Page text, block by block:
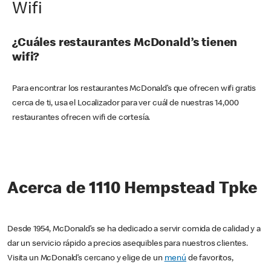
Wifi
¿Cuáles restaurantes McDonald’s tienen
wifi?
Para encontrar los restaurantes McDonald’s que ofrecen wifi gratis
cerca de ti, usa el Localizador para ver cuál de nuestras 14,000
restaurantes ofrecen wifi de cortesía.
Acerca de 1110 Hempstead Tpke
Desde 1954, McDonald’s se ha dedicado a servir comida de calidad y a
dar un servicio rápido a precios asequibles para nuestros clientes.
Visita un McDonald’s cercano y elige de un menú de favoritos,